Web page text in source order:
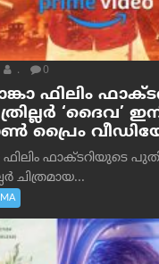
. 0
ഫിലിം
‘ദൈവ’
ഫിലിം ഫാക്ടറിയുടെ
ചിത്രമായ...